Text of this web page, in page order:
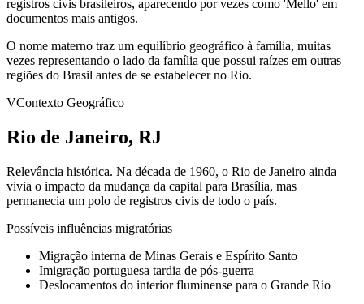
registros civis brasileiros, aparecendo por vezes como 'Mello' em
documentos mais antigos.
O nome materno traz um equilíbrio geográfico à família, muitas
vezes representando o lado da família que possui raízes em outras
regiões do Brasil antes de se estabelecer no Rio.
VContexto Geográfico
Rio de Janeiro, RJ
Relevância histórica. Na década de 1960, o Rio de Janeiro ainda
vivia o impacto da mudança da capital para Brasília, mas
permanecia um polo de registros civis de todo o país.
Possíveis influências migratórias
Migração interna de Minas Gerais e Espírito Santo
Imigração portuguesa tardia de pós-guerra
Deslocamentos do interior fluminense para o Grande Rio